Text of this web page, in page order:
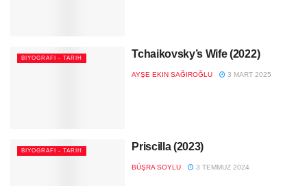
BIYOGRAFI - TARIH Tchaikovsky’s Wife (2022)
AYŞE EKIN SAĞIROĞLU 3 MART 2025
BIYOGRAFI - TARIH Priscilla (2023)
BÜŞRA SOYLU 3 TEMMUZ 2024